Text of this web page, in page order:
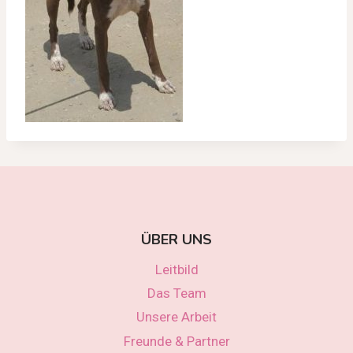
ÜBER UNS
Leitbild
Das Team
Unsere Arbeit
Freunde & Partner